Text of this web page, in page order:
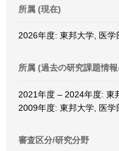
所属 (現在)
2026年度: 東邦大学, 医学
所属 (過去の研究課題情
2021年度 – 2024年度: 東
2009年度: 東邦大学, 医学
審査区分/研究分野